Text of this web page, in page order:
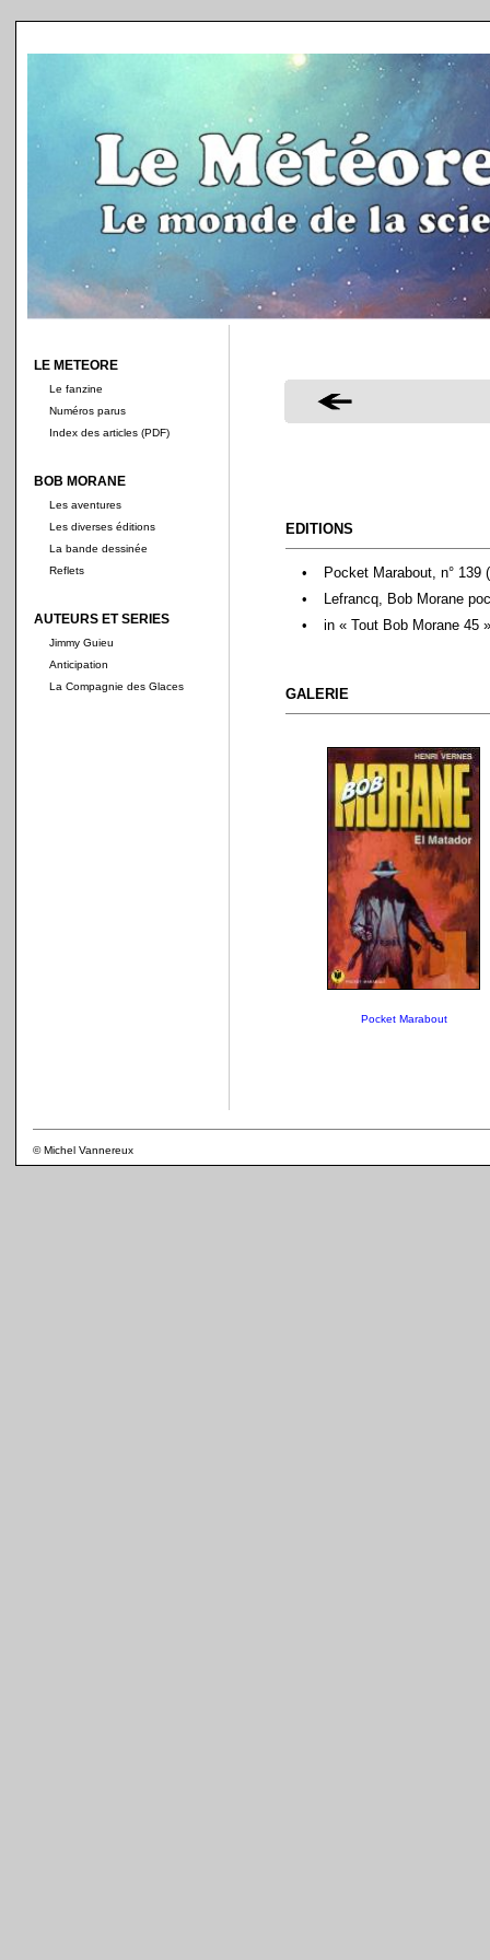
LE METEORE
Le fanzine
Numéros parus
Index des articles (PDF)
BOB MORANE
Les aventures
Les diverses éditions
La bande dessinée
Reflets
AUTEURS ET SERIES
Jimmy Guieu
Anticipation
La Compagnie des Glaces
EDITIONS
•
Pocket Marabout, n° 139
•
Lefrancq, Bob Morane
•
in « Tout Bob Morane 45
GALERIE
Pocket Marabout
© Michel Vannereux